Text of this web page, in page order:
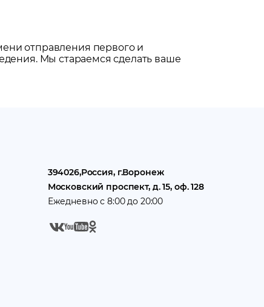
отправления первого и
Мы стараемся сделать ваше
394026,Россия, г.Воронеж
Московский проспект, д. 15, оф. 128
Ежедневно с 8:00 до 20:00